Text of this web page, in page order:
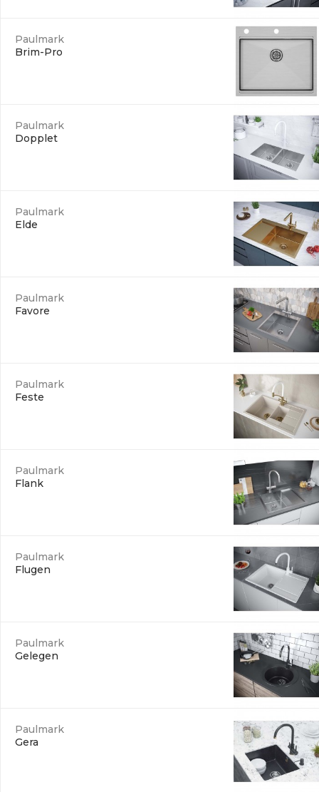
Paulmark
Brim-Pro
Paulmark
Dopplet
Paulmark
Elde
Paulmark
Favore
Paulmark
Feste
Paulmark
Flank
Paulmark
Flugen
Paulmark
Gelegen
Paulmark
Gera